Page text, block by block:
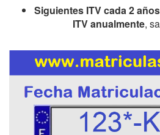
Siguientes ITV cada 2
ITV anualmente,